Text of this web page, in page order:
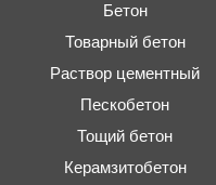
Бетон
Товарный бетон
Раствор цементный
Пескобетон
Тощий бетон
Керамзитобетон